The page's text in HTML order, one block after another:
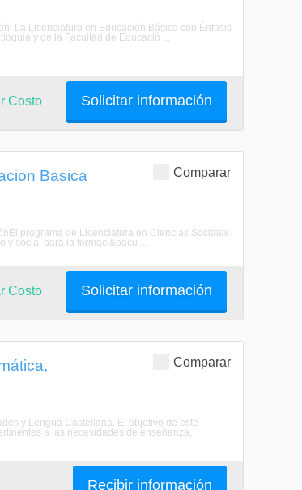
La Licenciatura en Educación Básica con Énfasis
y de la Facultad de Educació ...
Solicitar información
Costo
Comparar
Basica
programa de Licenciatura en Ciencias Sociales
y social para la formaci&oacu ...
Solicitar información
Costo
Comparar
y Lengua Castellana. El objetivo de este
a las necesidades de enseñanza,
Recibir información